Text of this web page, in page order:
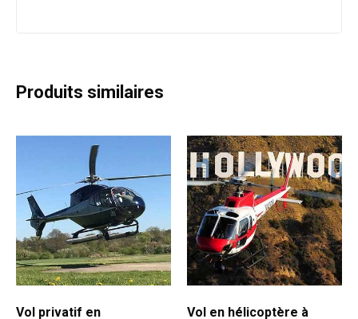
Produits similaires
Vol privatif en
Vol en hélicoptère à